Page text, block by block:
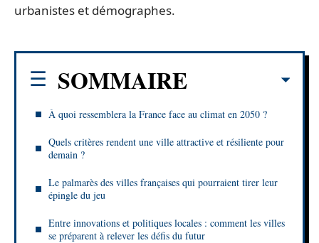
urbanistes et démographes.
SOMMAIRE
À quoi ressemblera la France face au climat en 2050 ?
Quels critères rendent une ville attractive et résiliente pour
demain ?
Le palmarès des villes françaises qui pourraient tirer leur
épingle du jeu
Entre innovations et politiques locales : comment les villes
se préparent à relever les défis du futur